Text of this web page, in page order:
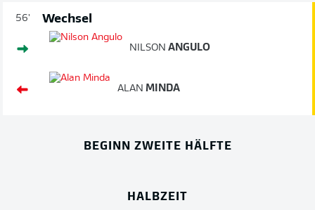
56' Wechsel
NILSON ANGULO
ALAN MINDA
BEGINN ZWEITE HÄLFTE
HALBZEIT